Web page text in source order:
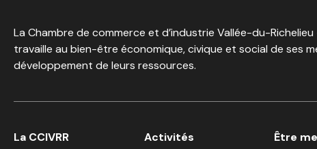
La Chambre de commerce et d’industrie Vallée-du-
travaille au bien-être économique, civique et social de ses
développement de leurs ressources.
La CCIVRR Activités Être